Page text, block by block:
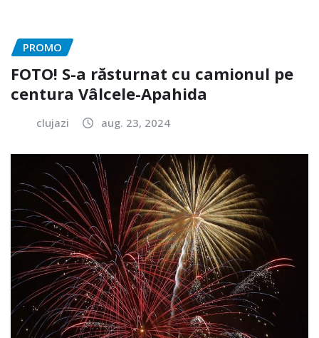
PROMO
FOTO! S-a răsturnat cu camionul pe
centura Vâlcele-Apahida
clujazi aug. 23, 2024